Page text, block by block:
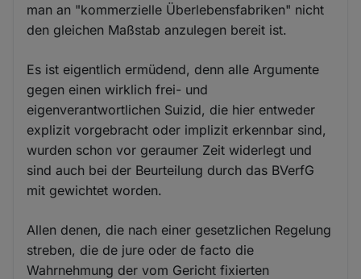
man an "kommerzielle Überlebensfabriken" nicht
den gleichen Maßstab anzulegen bereit ist.
Es ist eigentlich ermüdend, denn alle Argumente
gegen einen wirklich frei- und
eigenverantwortlichen Suizid, die hier entweder
explizit vorgebracht oder implizit erkennbar sind,
wurden schon vor geraumer Zeit widerlegt und
sind auch bei der Beurteilung durch das BVerfG
mit gewichtet worden.
Allen denen, die nach einer gesetzlichen Regelung
streben, die de jure oder de facto die
Wahrnehmung der vom Gericht fixierten